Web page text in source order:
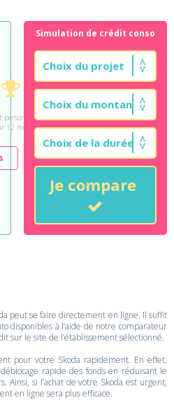
personnel
mois.
Simulation de crédit conso
Je compare
peut se faire directement en ligne. Il suffit
disponibles à l’aide de notre comparateur
sur le site de l’établissement sélectionné.
pour votre Skoda rapidement. En effet,
rapide des fonds en réduisant le
Ainsi, si l’achat de votre Skoda est urgent,
en ligne sera plus efficace.